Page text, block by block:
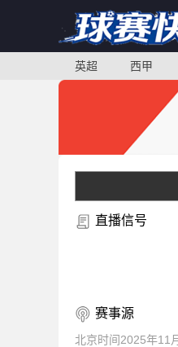
英超 西甲
直播信号
赛事源
北京时间2025年11